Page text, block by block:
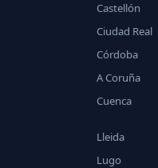
Castellón
Ciudad Real
Córdoba
A Coruña
Cuenca
Lleida
Lugo